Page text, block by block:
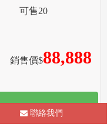
銷售價$88,888
可售20
聯絡我們